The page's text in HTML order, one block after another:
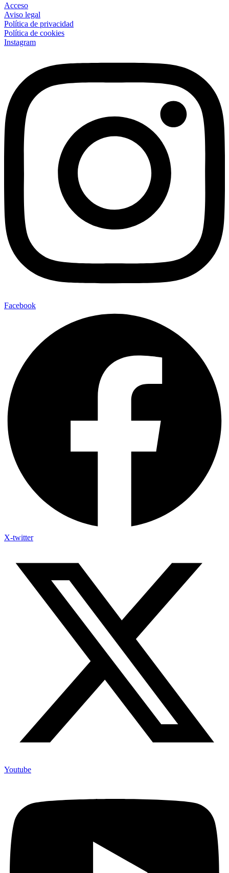
Acceso
Aviso legal
Política de privacidad
Política de cookies
Instagram
Facebook
X-twitter
Youtube